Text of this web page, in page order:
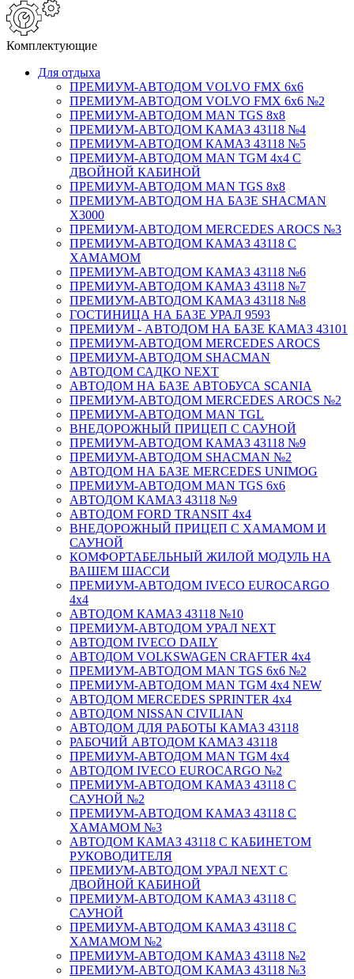
Комплектующие
Для отдыха
ПРЕМИУМ-АВТОДОМ VOLVO FMX 6x6
ПРЕМИУМ-АВТОДОМ VOLVO FMX 6x6 №2
ПРЕМИУМ-АВТОДОМ MAN TGS 8х8
ПРЕМИУМ-АВТОДОМ КАМАЗ 43118 №4
ПРЕМИУМ-АВТОДОМ КАМАЗ 43118 №5
ПРЕМИУМ-АВТОДОМ MAN TGM 4х4 С
ДВОЙНОЙ КАБИНОЙ
ПРЕМИУМ-АВТОДОМ MAN TGS 8х8
ПРЕМИУМ-АВТОДОМ НА БАЗЕ SHACMAN
X3000
ПРЕМИУМ-АВТОДОМ MERCEDES AROCS №3
ПРЕМИУМ-АВТОДОМ КАМАЗ 43118 С
ХАМАМОМ
ПРЕМИУМ-АВТОДОМ КАМАЗ 43118 №6
ПРЕМИУМ-АВТОДОМ КАМАЗ 43118 №7
ПРЕМИУМ-АВТОДОМ КАМАЗ 43118 №8
ГОСТИНИЦА НА БАЗЕ УРАЛ 9593
ПРЕМИУМ - АВТОДОМ НА БАЗЕ КАМАЗ 43101
ПРЕМИУМ-АВТОДОМ MERCEDES AROCS
ПРЕМИУМ-АВТОДОМ SHACMAN
АВТОДОМ САДКО NEXT
АВТОДОМ НА БАЗЕ АВТОБУСА SCANIA
ПРЕМИУМ-АВТОДОМ MERCEDES AROCS №2
ПРЕМИУМ-АВТОДОМ MAN TGL
ВНЕДОРОЖНЫЙ ПРИЦЕП С САУНОЙ
ПРЕМИУМ-АВТОДОМ КАМАЗ 43118 №9
ПРЕМИУМ-АВТОДОМ SHACMAN №2
АВТОДОМ НА БАЗЕ MERCEDES UNIMOG
ПРЕМИУМ-АВТОДОМ MAN TGS 6х6
АВТОДОМ КАМАЗ 43118 №9
АВТОДОМ FORD TRANSIT 4x4
ВНЕДОРОЖНЫЙ ПРИЦЕП С ХАМАМОМ И
САУНОЙ
КОМФОРТАБЕЛЬНЫЙ ЖИЛОЙ МОДУЛЬ НА
ВАШЕМ ШАССИ
ПРЕМИУМ-АВТОДОМ IVECO EUROCARGO
4х4
АВТОДОМ КАМАЗ 43118 №10
ПРЕМИУМ-АВТОДОМ УРАЛ NEXT
АВТОДОМ IVECO DAILY
АВТОДОМ VOLKSWAGEN CRAFTER 4х4
ПРЕМИУМ-АВТОДОМ MAN TGS 6х6 №2
ПРЕМИУМ-АВТОДОМ MAN TGM 4x4 NEW
АВТОДОМ MERCEDES SPRINTER 4x4
АВТОДОМ NISSAN CIVILIAN
АВТОДОМ ДЛЯ РАБОТЫ КАМАЗ 43118
РАБОЧИЙ АВТОДОМ КАМАЗ 43118
ПРЕМИУМ-АВТОДОМ MAN TGM 4x4
АВТОДОМ IVECO EUROCARGO №2
ПРЕМИУМ-АВТОДОМ КАМАЗ 43118 С
САУНОЙ №2
ПРЕМИУМ-АВТОДОМ КАМАЗ 43118 С
ХАМАМОМ №3
АВТОДОМ КАМАЗ 43118 С КАБИНЕТОМ
РУКОВОДИТЕЛЯ
ПРЕМИУМ-АВТОДОМ УРАЛ NEXT С
ДВОЙНОЙ КАБИНОЙ
ПРЕМИУМ-АВТОДОМ КАМАЗ 43118 С
САУНОЙ
ПРЕМИУМ-АВТОДОМ КАМАЗ 43118 С
ХАМАМОМ №2
ПРЕМИУМ-АВТОДОМ КАМАЗ 43118 №2
ПРЕМИУМ-АВТОДОМ КАМАЗ 43118 №3